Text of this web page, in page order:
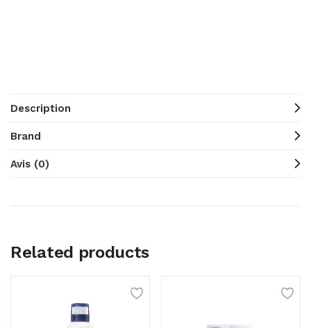
Description
Brand
Avis (0)
Related products